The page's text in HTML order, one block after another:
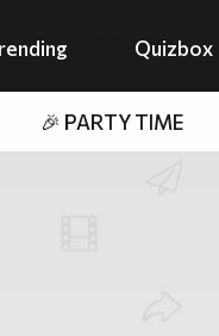
Quizbox
🎉 PARTY TIME